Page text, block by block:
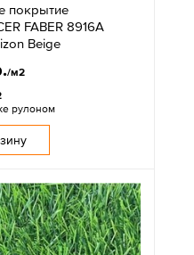
покрытие
FABER 8916A
Beige
/м2
рулоном